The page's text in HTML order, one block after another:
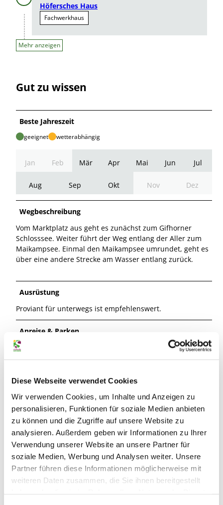
Diese Webseite verwendet Cookies
Wir verwenden Cookies, um Inhalte und Anzeigen zu
personalisieren, Funktionen für soziale Medien anbieten
zu können und die Zugriffe auf unsere Website zu
analysieren. Außerdem geben wir Informationen zu Ihrer
Verwendung unserer Website an unsere Partner für
soziale Medien, Werbung und Analysen weiter. Unsere
Partner führen diese Informationen möglicherweise mit
weiteren Daten zusammen, die Sie ihnen bereitgestellt
Höfersches Haus
Fachwerkhaus
Mehr anzeigen
Gut zu wissen
Beste Jahreszeit
geeignet wetterabhängig
Jan Feb Mär Apr Mai Jun Jul
Aug Sep Okt Nov Dez
Wegbeschreibung
Vom Marktplatz aus geht es zunächst zum Gifhorner
Schlosssee. Weiter führt der Weg entlang der Aller zum
Maikampsee. Einmal den Maikampsee umrundet, geht es
über eine andere Strecke am Wasser entlang zurück.
Ausrüstung
Proviant für unterwegs ist empfehlenswert.
Anreise & Parken
Anfahrt
Die Anfahrt kann
ganz einfach geplant werden.
Parken
Parkplätze stehen in der Gifhorner Innenstadt
ausreichend zur Verfügung.
Öffentliche Verkehrsmittel
Haltestellen: Gifhorn-Rathaus
Reiseauskunft Deutsche Bahn: https://www.bahn.de